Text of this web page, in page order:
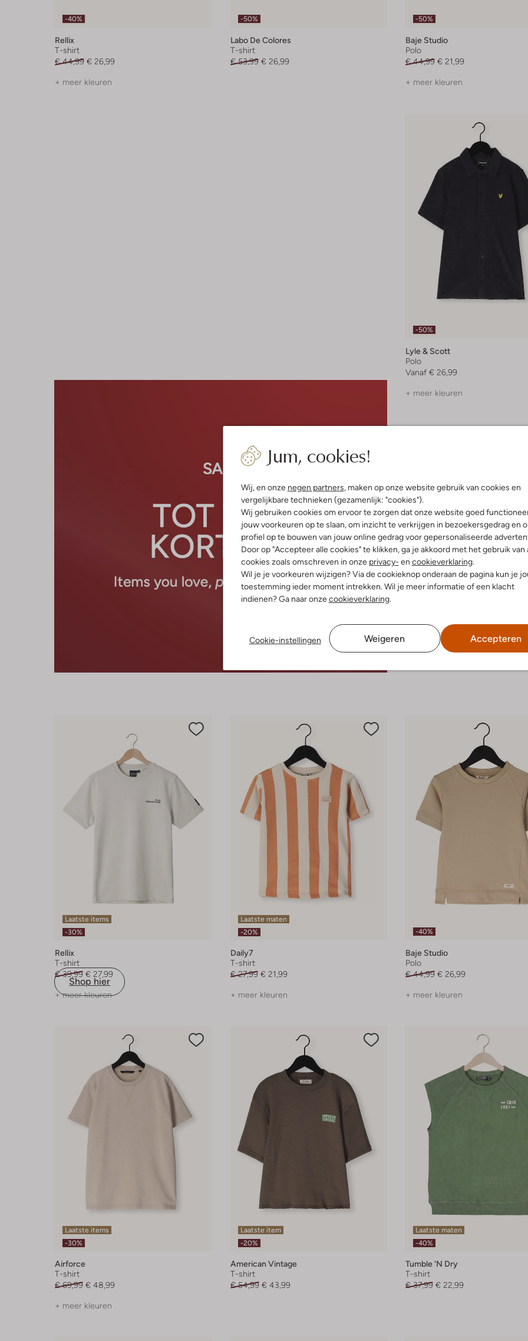
Jum, cookies!
Wij, en onze negen partners, maken op onze website gebruik van cookies en
vergelijkbare technieken (gezamenlijk: "cookies").
Wij gebruiken cookies om ervoor te zorgen dat onze website goed
jouw voorkeuren op te slaan, om inzicht te verkrijgen in bezoekersgedrag en
profiel op te bouwen van jouw online gedrag voor gepersonaliseerde
Door op "Accepteer alle cookies" te klikken, ga je akkoord met het gebruik van
cookies zoals omschreven in onze privacy- en cookieverklaring.
Wil je je voorkeuren wijzigen? Via de cookieknop onderaan de pagina kun je
toestemming ieder moment intrekken. Wil je meer informatie of een klacht
indienen? Ga naar onzecookieverklaring.
Cookie-instellingen Weigeren Accepteren
-40%
Rellix
T-shirt
€ 44,99 € 26,99
+ meer kleuren
-50%
Labo De Colores
T-shirt
€ 53,99 € 26,99
-50%
Baje Studio
Polo
€ 44,99 € 21,99
+ meer kleuren
Shop hier
-50%
Lyle & Scott
Polo
Vanaf € 26,99
+ meer kleuren
Laatste items
-30%
Rellix
T-shirt
€ 39,99 € 27,99
+ meer kleuren
Laatste maten
-20%
Daily7
T-shirt
€ 27,99 € 21,99
+ meer kleuren
-40%
Baje Studio
Polo
€ 44,99 € 26,99
+ meer kleuren
Laatste items
-30%
Airforce
T-shirt
€ 69,99 € 48,99
+ meer kleuren
Laatste item
-20%
American Vintage
T-shirt
€ 54,99 € 43,99
Laatste maten
-40%
Tumble 'n Dry
T-shirt
€ 37,99 € 22,99